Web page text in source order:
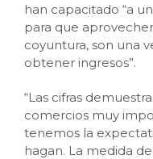
han capacitado “a
para que
coyuntura, son una
obtener ingresos”.
“Las cifras
comercios muy
tenemos la
hagan. La medida